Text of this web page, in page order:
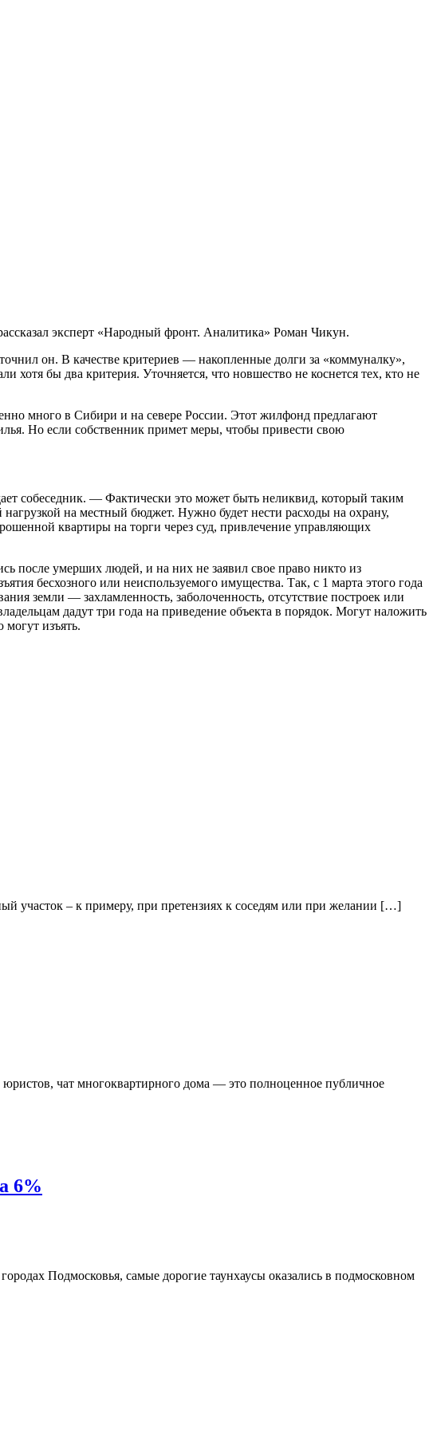
эксперт «Народный фронт. Аналитика» Роман Чикун.
он. В качестве критериев — накопленные долги за «коммуналку»,
бы два критерия. Уточняется, что новшество не коснется тех, кто не
много в Сибири и на севере России. Этот жилфонд предлагают
Но если собственник примет меры, чтобы привести свою
собеседник. — Фактически это может быть неликвид, который таким
на местный бюджет. Нужно будет нести расходы на охрану,
квартиры на торги через суд, привлечение управляющих
после умерших людей, и на них не заявил свое право никто из
бесхозного или неиспользуемого имущества. Так, с 1 марта этого года
земли — захламленность, заболоченность, отсутствие построек или
дадут три года на приведение объекта в порядок. Могут наложить
изъять.
участок – к примеру, при претензиях к соседям или при желании […]
чат многоквартирного дома — это полноценное публичное
6%
Подмосковья, самые дорогие таунхаусы оказались в подмосковном